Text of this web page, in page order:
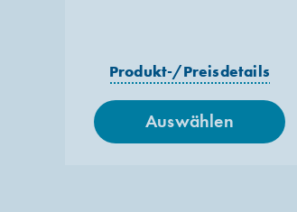
Produkt-/Preisdetails
Auswählen